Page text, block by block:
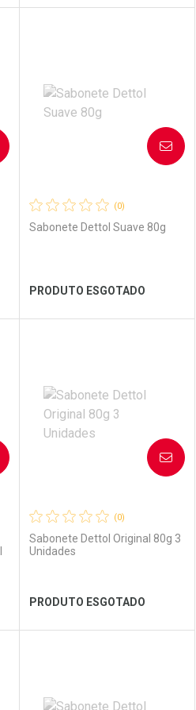
Ver Desconto Convênio
(0)
Sabonete Dettol Suave 80g
PRODUTO ESGOTADO
AVISE-ME
Laboratório
Ver Desconto Convênio
Por Menos
(0)
Sabonete Dettol Original 80g 3
Unidades
PRODUTO ESGOTADO
AVISE-ME
Laboratório
Por Menos